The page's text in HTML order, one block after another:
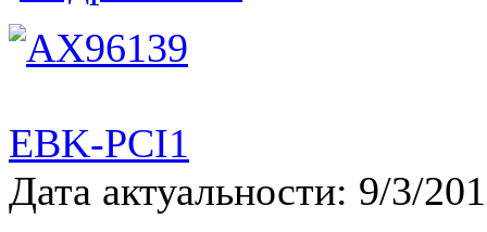
EBK-PCI1
Дата актуальности: 9/3/